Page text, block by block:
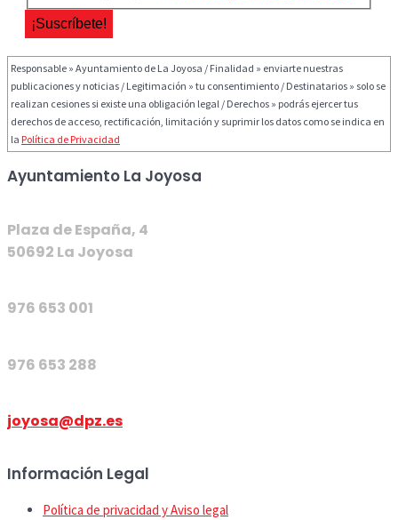
Responsable » Ayuntamiento de La Joyosa / Finalidad » enviarte nuestras
publicaciones y noticias / Legitimación » tu consentimiento / Destinatarios » solo se
realizan cesiones si existe una obligación legal / Derechos » podrás ejercer tus
derechos de acceso, rectificación, limitación y suprimir los datos como se indica en
la Política de Privacidad
Ayuntamiento La Joyosa
Plaza de España, 4
50692 La Joyosa
976 653 001
976 653 288
joyosa@dpz.es
Información Legal
Política de privacidad y Aviso legal